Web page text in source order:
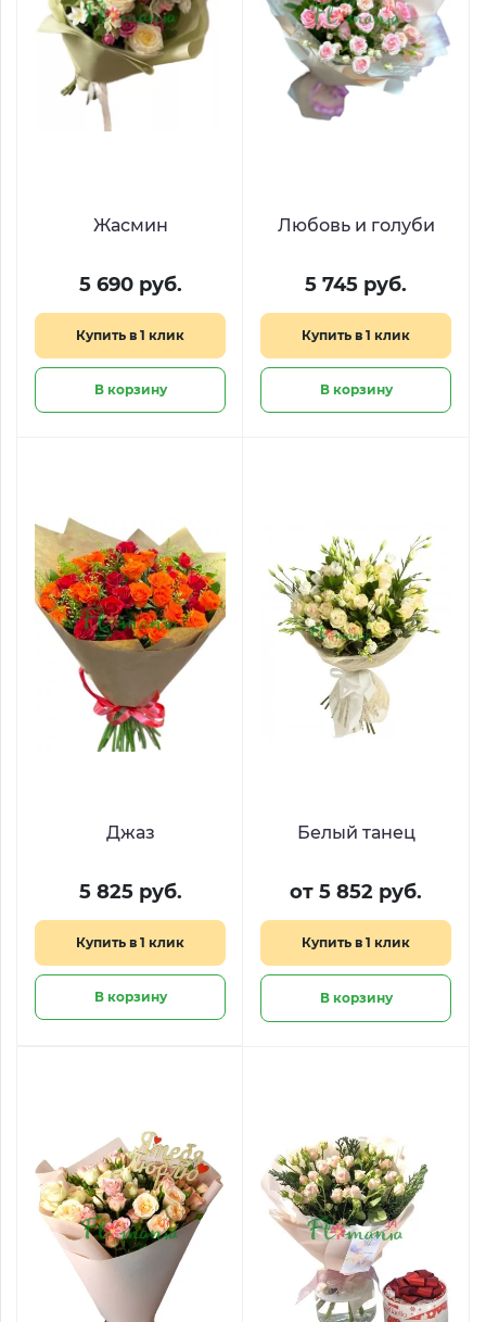
Жасмин
5 690 руб.
Купить в 1 клик
В корзину
Любовь и голуби
5 745 руб.
Купить в 1 клик
В корзину
Джаз
5 825 руб.
Купить в 1 клик
В корзину
Белый танец
от 5 852 руб.
Купить в 1 клик
В корзину